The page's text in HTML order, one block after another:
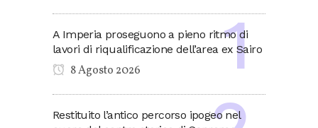
A Imperia proseguono a pieno ritmo di
lavori di riqualificazione dell’area ex Sairo
8 Agosto 2026
Restituito l’antico percorso ipogeo nel